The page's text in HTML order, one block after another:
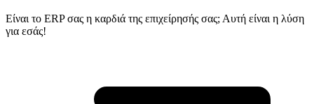
Είναι το ERP σας η καρδιά της επιχείρησής σας; Αυτή είναι η λύση
για εσάς!